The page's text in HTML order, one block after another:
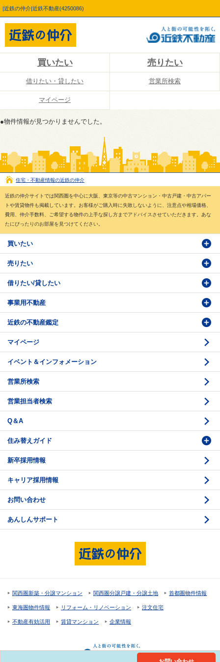
|近鉄の仲介|近鉄不動産(4250086)
買いたい 売りたい
借りたい・貸したい 営業所検索
マイページ
●物件情報が見つかりませんでした。
住宅・不動産情報の近鉄の仲介
近鉄の仲介サイトでは関西圏を中心に大阪、東京等の中古マンション・中古戸建・中古アパー
トや賃貸物件も掲載しています。お客様がご購入時に失敗しないように、注意点や相場価格、
費用、仲介手数料、ご希望する物件の上手な探し方までアドバイスさせていただきます。あな
たにぴったりのお部屋を見つけてください。
買いたい
物件検索
物件番号検索
投資・事業用検索
購入のお問い合わせ
売りたい
価格査定依頼
売却相談
借りたい/貸したい
賃貸物件検索
学園前賃貸センター
賃貸借のお問い合わせ
事業用不動産
購入・売却の流れ
収益不動産の取扱
底地の資産性
相続と不動産
不動産投資のQ＆A
法人営業センター紹介
近鉄の不動産鑑定
時価評価支援
鑑定評価ご相談例
鑑定評価の流れ
お問い合わせ・ご相談
鑑定センター紹介
マイページ
イベント＆インフォメーション
営業所検索
営業担当者検索
Q＆A
住み替えガイド
価格査定
媒介契約
売却活動
売却諸費用
住宅ローンの種類
返済計画
購入のスケジュール
物件資料の読み方 1
物件資料の読み方 2
現地見学のポイント
決済と引渡し 2
新卒採用情報
キャリア採用情報
お問い合わせ
あんしんサポート
関西圏新築・分譲マンション 関西圏分譲戸建・分譲土地 首都圏物件情報
東海圏物件情報 リフォーム・リノベーション 注文住宅
不動産有効活用 賃貸マンション 企業情報